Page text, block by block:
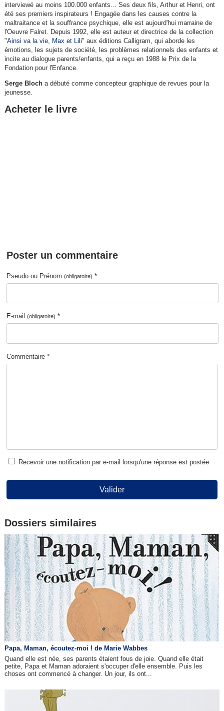
interviewé au moins 100.000 enfants... Ses deux fils, Arthur et Henri, ont
été ses premiers inspirateurs ! Engagée dans les causes contre la
maltraitance et la souffrance psychique, elle est aujourd'hui marraine de
l'Oeuvre Falret. Depuis 1992, elle est auteur et directrice de la collection
"Ainsi va la vie, Max et Lili" aux éditions Calligram, qui aborde les
émotions, les sujets de société, les problèmes relationnels des enfants et
incite au dialogue parents/enfants, qui a reçu en 1988 le Prix de la
Fondation pour l'Enfance.
Serge Blocha débuté comme concepteur graphique de revues pour la
jeunesse.
Acheter le livre
Poster un commentaire
Pseudo ou Prénom(obligatoire) *
E-mail(obligatoire) *
Commentaire *
Recevoir une notification par e-mail lorsqu'une réponse est postée
Valider
Dossiers similaires
Papa, Maman, écoutez-moi ! de Marie Wabbes
Quand elle est née, ses parents étaient fous de joie. Quand elle était
petite, Papa et Maman adoraient s'occuper d'elle ensemble. Puis les
choses ont commencé à changer. Un jour, ils ont...